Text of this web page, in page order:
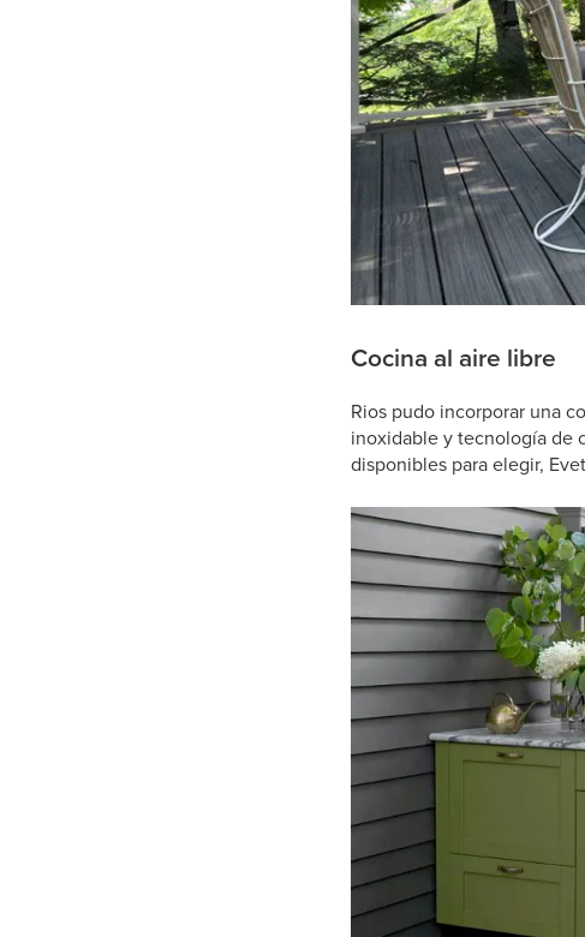
Cocina al aire libre
Rios pudo incorporar una
inoxidable y tecnología de
disponibles para elegir,